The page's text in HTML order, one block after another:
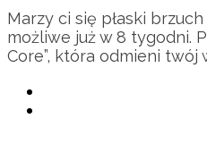
Marzy ci się płaski
możliwe już w 8 tygodni.
Core”, która odmieni twój